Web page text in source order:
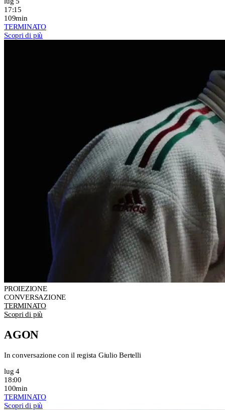
17:15
109min
TERMINATO
Scopri di più
PROIEZIONE
CONVERSAZIONE
TERMINATO
Scopri di più
AGON
In conversazione con il regista Giulio Bertelli
lug 4
18:00
100min
TERMINATO
Scopri di più